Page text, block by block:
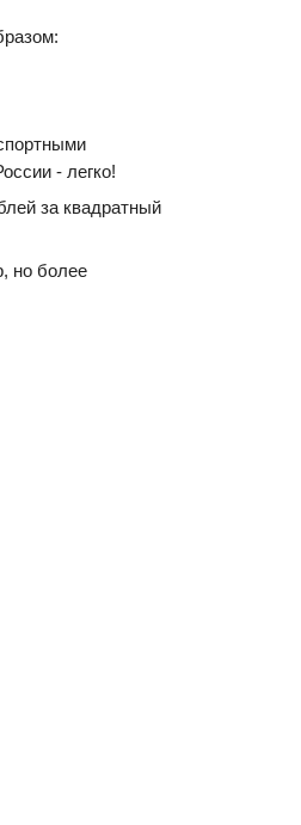
- легко!
за квадратный
но более